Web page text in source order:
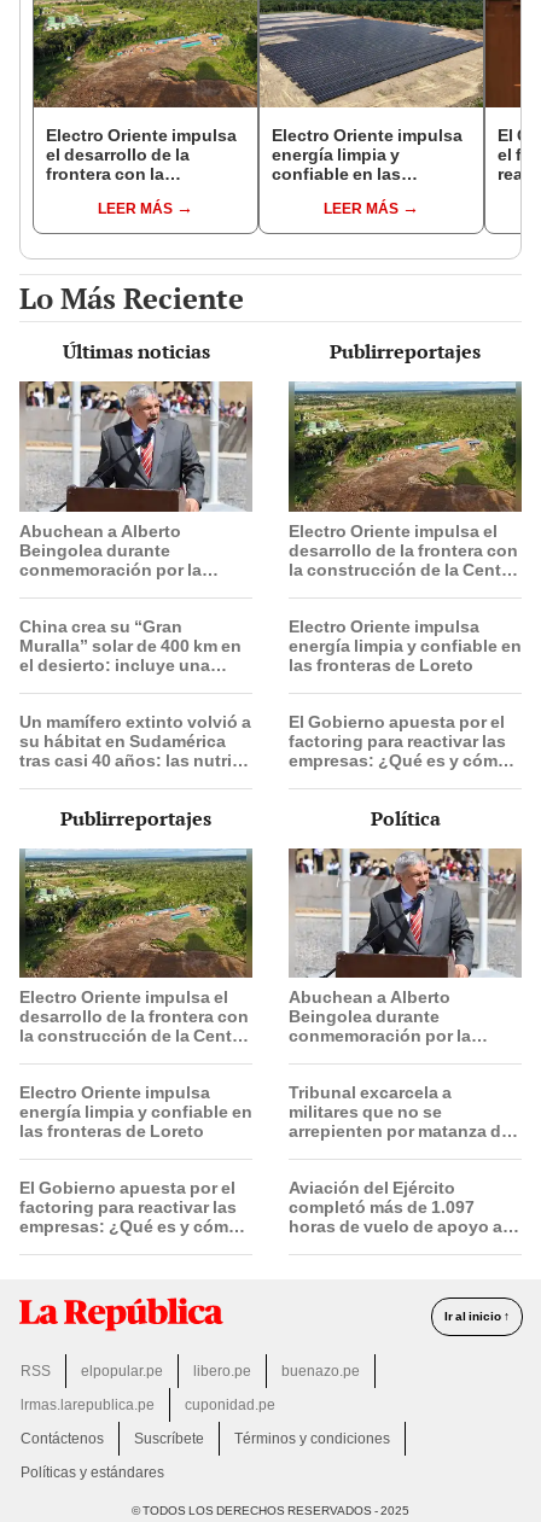
Electro Oriente impulsa
el desarrollo de la
frontera con la
Central Solar de San
Antonio del Estrecho
LEER MÁS
Electro Oriente impulsa
energía limpia y
confiable en las
LEER MÁS
El
el
Lo Más Reciente
Últimas noticias
Abuchean a Alberto
Beingolea durante
conmemoración por la
China crea su “Gran
Muralla” solar de 400 km en
el desierto: incluye una
Un mamífero extinto volvió a
su hábitat en Sudamérica
tras casi 40 años: las nutrias
Publirreportajes
Electro Oriente impulsa el
desarrollo de la frontera con
la construcción de la Central
Electro Oriente impulsa
energía limpia y confiable en
las fronteras de Loreto
El Gobierno apuesta por el
factoring para reactivar las
empresas: ¿Qué es y cómo
Publirreportajes
Electro Oriente impulsa el
desarrollo de la frontera con
la construcción de la Central
Electro Oriente impulsa
energía limpia y confiable en
las fronteras de Loreto
El Gobierno apuesta por el
factoring para reactivar las
empresas: ¿Qué es y cómo
Política
Abuchean a Alberto
Beingolea durante
conmemoración por la
Tribunal excarcela a
militares que no se
arrepienten por matanza de
Aviación del Ejército
completó más de 1.097
horas de vuelo de apoyo a
Ir al inicio ↑
RSS elpopular.pe libero.pe
buenazo.pe
lrmas.larepublica.pe
cuponidad.pe
Contáctenos
Suscríbete
Términos y condiciones
Políticas y estándares
© TODOS LOS DERECHOS RESERVADOS - 2025